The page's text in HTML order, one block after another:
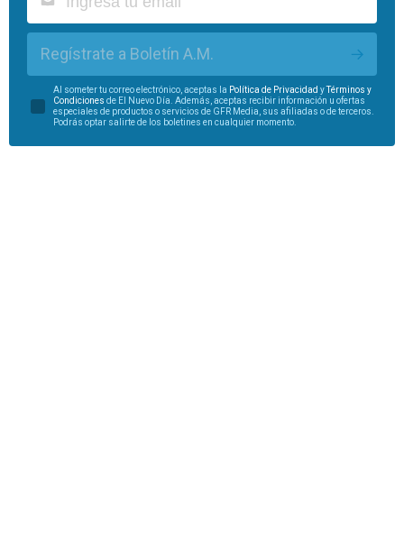
Regístrate a Boletín A.M.
Al someter tu correo electrónico, aceptas la Política de Privacidad y
Términos y
Condiciones de El Nuevo Día. Además, aceptas recibir información u ofertas
especiales de productos o servicios de GFR Media, sus afiliadas o de terceros.
Podrás optar salirte de los boletines en cualquier momento.